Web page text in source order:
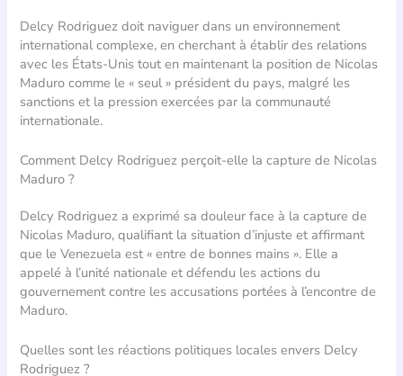
Delcy Rodriguez doit naviguer dans un environnement
international complexe, en cherchant à établir des relations
avec les États-Unis tout en maintenant la position de Nicolas
Maduro comme le « seul » président du pays, malgré les
sanctions et la pression exercées par la communauté
internationale.
Comment Delcy Rodriguez perçoit-elle la capture de Nicolas
Maduro ?
Delcy Rodriguez a exprimé sa douleur face à la capture de
Nicolas Maduro, qualifiant la situation d’injuste et affirmant
que le Venezuela est « entre de bonnes mains ». Elle a
appelé à l’unité nationale et défendu les actions du
gouvernement contre les accusations portées à l’encontre de
Maduro.
Quelles sont les réactions politiques locales envers Delcy
Rodriguez ?